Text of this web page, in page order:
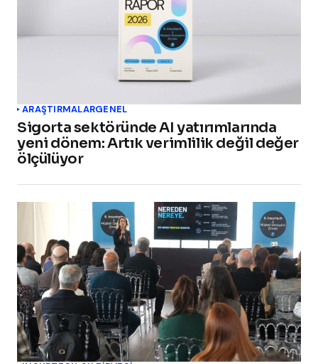
ARAŞTIRMALARGENEL
Sigorta sektöründe AI yatırımlarında
yeni dönem: Artık verimlilik değil değer
ölçülüyor